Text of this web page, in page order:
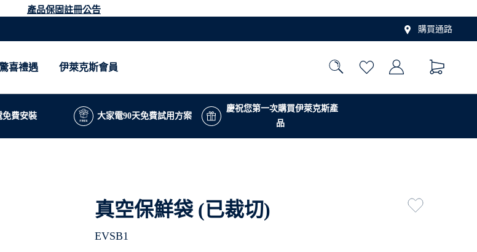
產品保固註冊公告
購買通路
喜禮遇 伊萊克斯會員
免費安裝 大家電90天免費試用方案
慶祝您第一次購買伊萊克斯產
品
真空保鮮袋 (已裁切)
EVSB1